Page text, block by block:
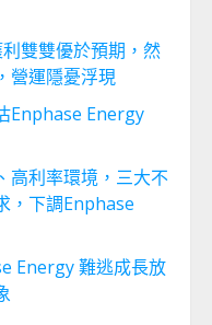
雙雙優於預期，然
營運隱憂浮現
Enphase Energy
高利率環境，三大不
，下調Enphase
Energy 難逃成長放